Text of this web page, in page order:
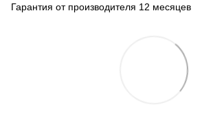
Гарантия от производителя 12 месяцев